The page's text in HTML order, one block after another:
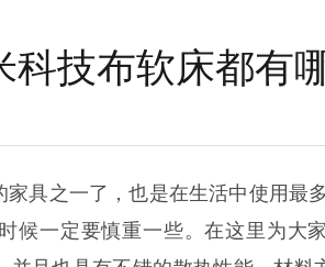
技布软床都有
具之一了，也是在生活中使用最
候一定要慎重一些。在这里为大